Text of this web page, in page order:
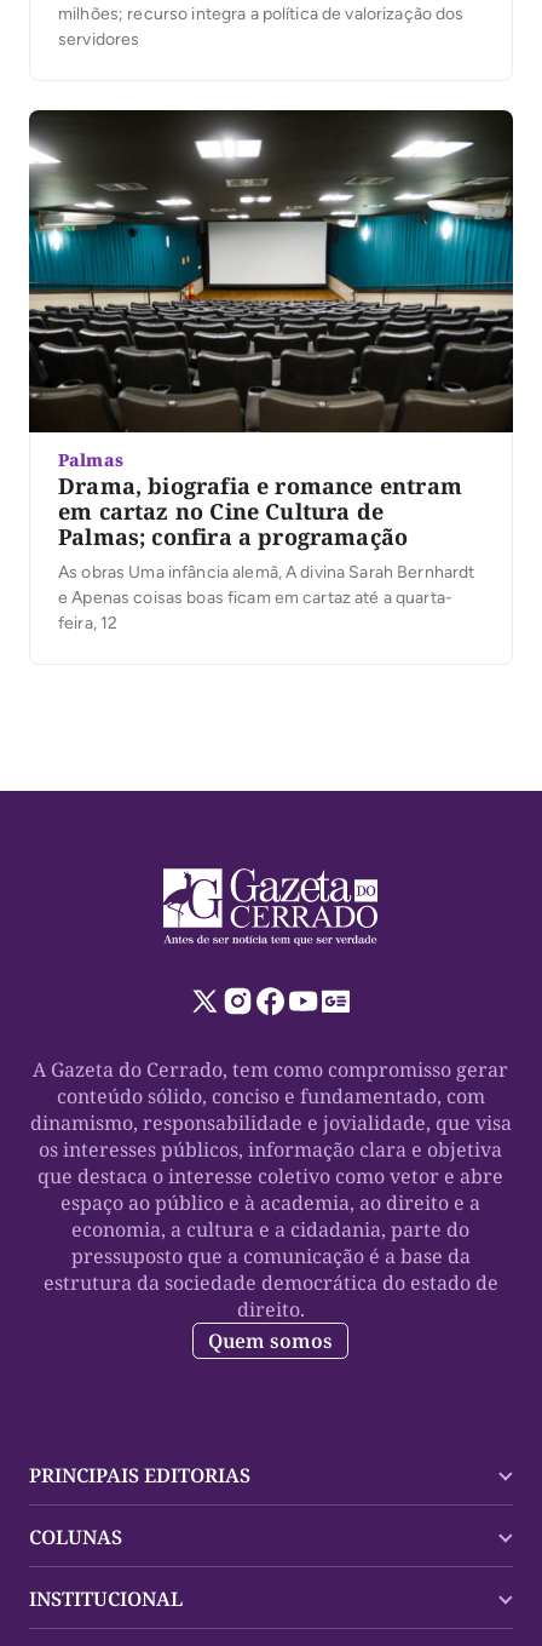
milhões; recurso integra a política de valorização dos
servidores
Palmas
Drama, biografia e romance entram
em cartaz no Cine Cultura de
Palmas; confira a programação
As obras Uma infância alemã, A divina Sarah Bernhardt
e Apenas coisas boas ficam em cartaz até a quarta-
feira, 12
A Gazeta do Cerrado, tem como compromisso gerar
conteúdo sólido, conciso e fundamentado, com
dinamismo, responsabilidade e jovialidade, que visa
os interesses públicos, informação clara e objetiva
que destaca o interesse coletivo como vetor e abre
espaço ao público e à academia, ao direito e a
economia, a cultura e a cidadania, parte do
pressuposto que a comunicação é a base da
estrutura da sociedade democrática do estado de
direito.
Quem somos
PRINCIPAIS EDITORIAS
Palmas
Mundo
COLUNAS
Policial
INSTITUCIONAL